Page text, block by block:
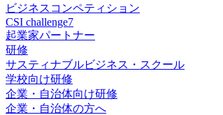
ビジネスコンペティション
CSI challenge7
起業家パートナー
研修
サスティナブルビジネス・スクール
学校向け研修
企業・自治体向け研修
企業・自治体の方へ